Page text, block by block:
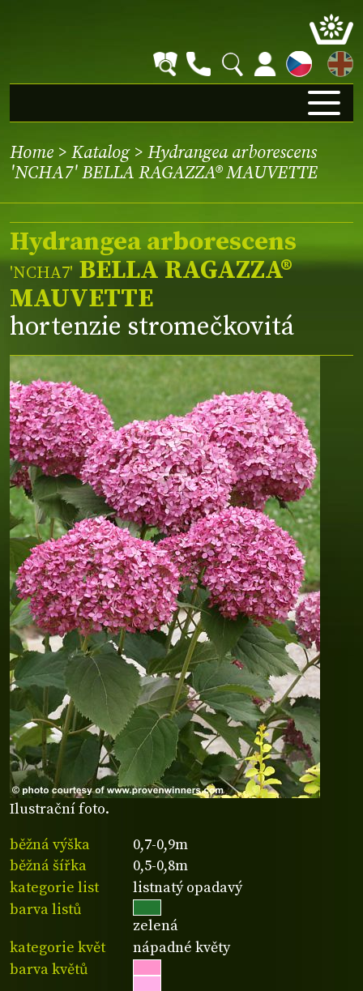
EN
Home > Katalog> Hydrangea arborescens
'NCHA7' BELLA RAGAZZA® MAUVETTE
Ilustrační foto.
Hydrangea arborescens
'NCHA7'BELLA RAGAZZA®
MAUVETTE
hortenzie stromečkovitá
běžná výška
0,7-0,9m
běžná šířka
0,5-0,8m
kategorie list
listnatý opadavý
barva listů
zelená
kategorie květ
nápadné květy
barva květů